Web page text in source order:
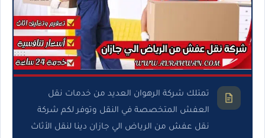
تمتلك شركة الرهوان العديد من خدمات نقل
العفش المتخصصة في النقل وتوفر لكم شركة
نقل عفش من الرياض الي جازان دينا لنقل الأثاث